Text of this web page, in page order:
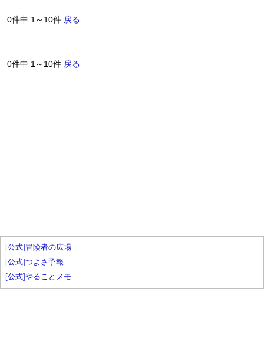
0件中 1～10件 戻る
0件中 1～10件 戻る
[公式]冒険者の広場
[公式]つよさ予報
[公式]やることメモ